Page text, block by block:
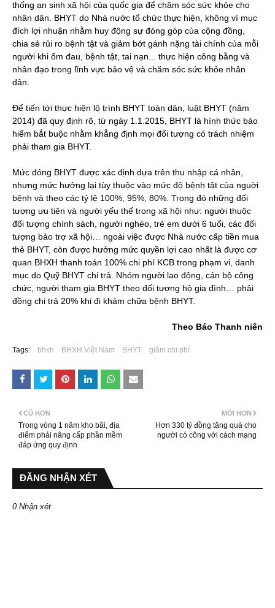
thống an sinh xã hội của quốc gia để chăm sóc sức khỏe cho
nhân dân. BHYT do Nhà nước tổ chức thực hiện, không vì mục
đích lợi nhuận nhằm huy động sự đóng góp của cộng đồng,
chia sẻ rủi ro bệnh tật và giảm bớt gánh nặng tài chính của mỗi
người khi ốm đau, bệnh tật, tai nạn... thực hiện công bằng và
nhân đạo trong lĩnh vực bảo vệ và chăm sóc sức khỏe nhân
dân.
Để tiến tới thực hiện lộ trình BHYT toàn dân, luật BHYT (năm
2014) đã quy định rõ, từ ngày 1.1.2015, BHYT là hình thức bảo
hiểm bắt buộc nhằm khẳng định mọi đối tượng có trách nhiệm
phải tham gia BHYT.
Mức đóng BHYT được xác định dựa trên thu nhập cá nhân,
nhưng mức hưởng lại tùy thuộc vào mức độ bệnh tật của nguời
bệnh và theo các tỷ lệ 100%, 95%, 80%. Trong đó những đối
tượng ưu tiên và người yếu thế trong xã hội như: người thuộc
đối tượng chính sách, người nghèo, trẻ em dưới 6 tuổi, các đối
tượng bảo trợ xã hội… ngoài việc được Nhà nước cấp tiền mua
thẻ BHYT, còn được hưởng mức quyền lợi cao nhất là được cơ
quan BHXH thanh toán 100% chi phí KCB trong phạm vi, danh
mục do Quỹ BHYT chi trả. Nhóm người lao động, cán bộ công
chức, người tham gia BHYT theo đối tượng hộ gia đình… phải
đồng chi trả 20% khi đi khám chữa bệnh BHYT.
Theo Báo Thanh niên
Tags: bhxh BHXH Việt Nam BHYT giảm chi phí
MỚI HƠN
Hơn 330 tỷ đồng tặng quà cho
người có công với cách mạng
CŨ HƠN
Trong vòng 1 năm kho bãi, địa
điểm phải nâng cấp phần mềm
đáp ứng quy định
ĐĂNG NHẬN XÉT
0 Nhận xét